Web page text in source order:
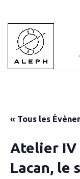
« Tous les
Atelier IV
Lacan, le